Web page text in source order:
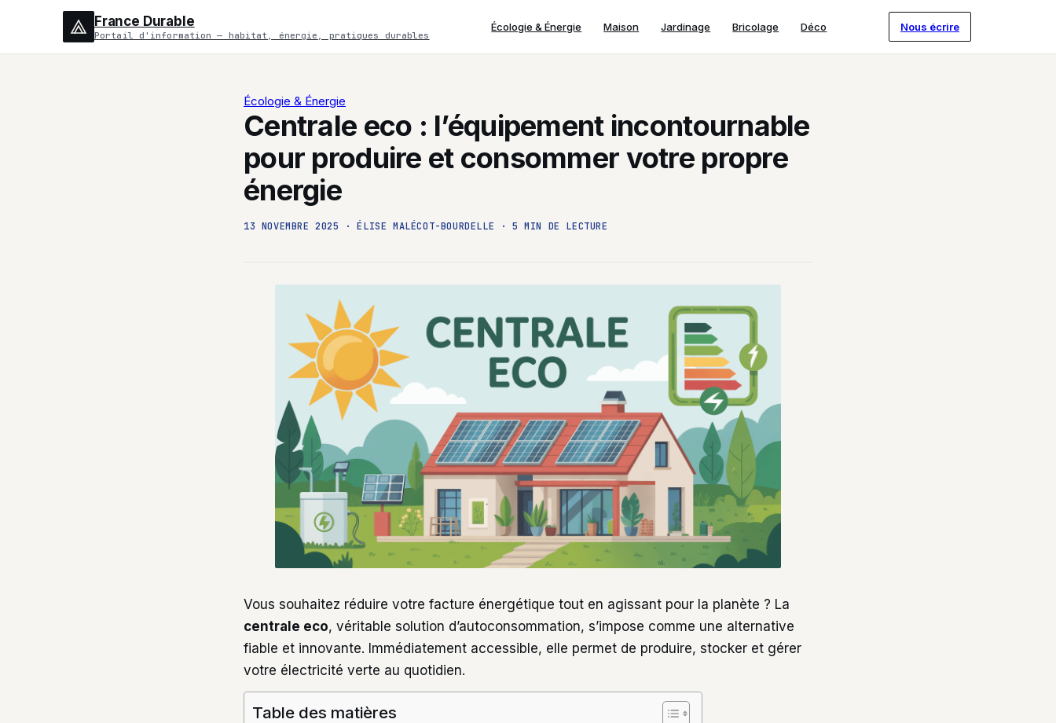
France Durable
Portail d'information — habitat, énergie, pratiques durables
Écologie & Énergie Maison Jardinage Bricolage Déco Nous écrire
Écologie & Énergie
Centrale eco : l’équipement incontournable
pour produire et consommer votre propre
énergie
13 NOVEMBRE 2025 · ÉLISE MALÉCOT-BOURDELLE · 5 MIN DE LECTURE
Vous souhaitez réduire votre facture énergétique tout en agissant pour la planète ? La
centrale eco, véritable solution d’autoconsommation, s’impose comme une alternative
fiable et innovante. Immédiatement accessible, elle permet de produire, stocker et gérer
votre électricité verte au quotidien.
Table des matières